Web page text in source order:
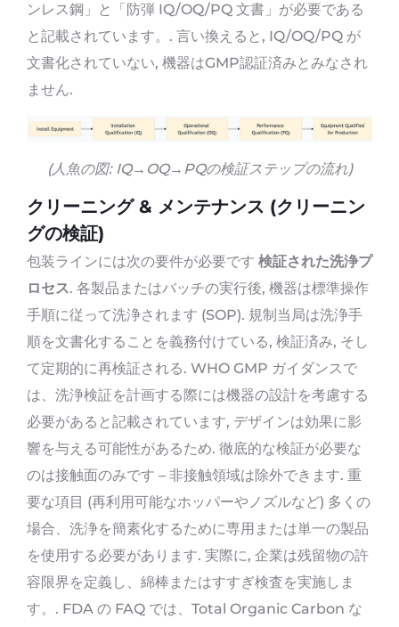
ンレス鋼」と「防弾 IQ/OQ/PQ 文書」が必要である
と記載されています。. 言い換えると, IQ/OQ/PQ が
文書化されていない, 機器はGMP認証済みとみなされ
ません.
(人魚の図: IQ→​​OQ→PQの検証ステップの流れ)
クリーニング & メンテナンス (クリーニン
グの検証)
包装ラインには次の要件が必要です 検証された洗浄プ
ロセス. 各製品またはバッチの実行後, 機器は標準操作
手順に従って洗浄されます (SOP). 規制当局は洗浄手
順を文書化することを義務付けている, 検証済み, そし
て定期的に再検証される. WHO GMP ガイダンスで
は、洗浄検証を計画する際には機器の設計を考慮する
必要があると記載されています, デザインは効果に影
響を与える可能性があるため. 徹底的な検証が必要な
のは接触面のみです – 非接触領域は除外できます. 重
要な項目 (再利用可能なホッパーやノズルなど) 多くの
場合、洗浄を簡素化するために専用または単一の製品
を使用する必要があります. 実際に, 企業は残留物の許
容限界を定義し、綿棒またはすすぎ検査を実施しま
す。. FDA の FAQ では、Total Organic Carbon な